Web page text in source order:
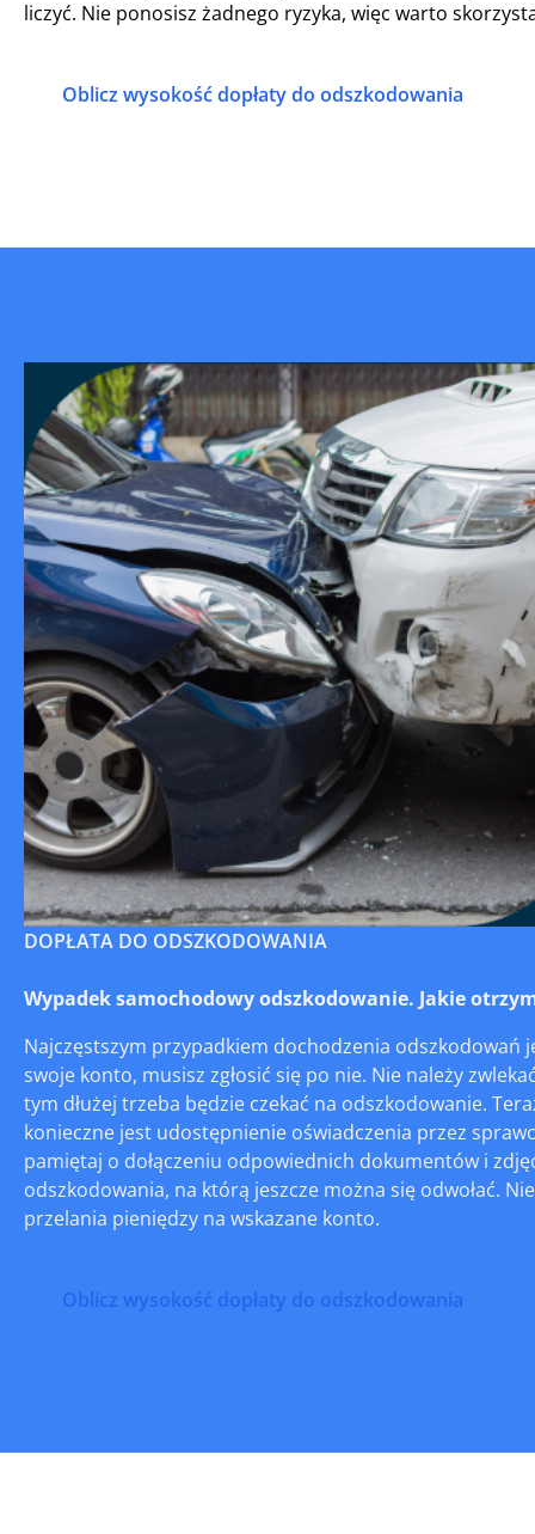
liczyć. Nie ponosisz żadnego ryzyka, więc warto
Oblicz wysokość dopłaty do odszkodowania
DOPŁATA DO ODSZKODOWANIA
Wypadek samochodowy odszkodowanie. Jakie
Najczęstszym przypadkiem dochodzenia odszkodowań
swoje konto, musisz zgłosić się po nie. Nie należy
tym dłużej trzeba będzie czekać na odszkodowanie.
konieczne jest udostępnienie oświadczenia przez
pamiętaj o dołączeniu odpowiednich dokumentów i
odszkodowania, na którą jeszcze można się odwołać.
przelania pieniędzy na wskazane konto.
Oblicz wysokość dopłaty do odszkodowania